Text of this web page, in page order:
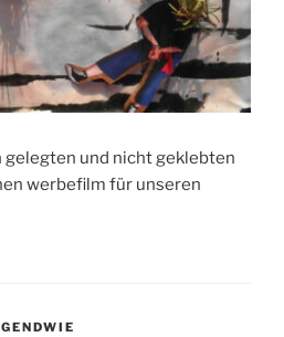
und nicht geklebten
werbefilm für unseren